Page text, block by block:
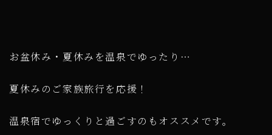
お盆休み・夏休みを温泉でゆったり…
夏休みのご家族旅行を応援！
温泉宿でゆっくりと過ごすのもオススメです。